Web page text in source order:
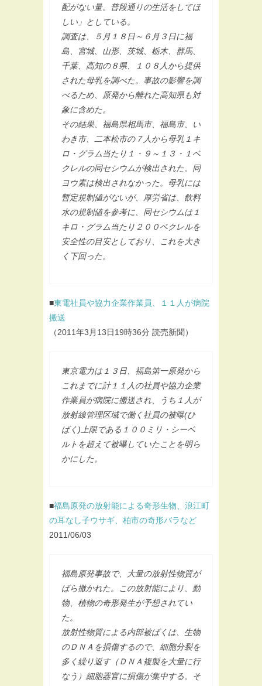
配がない量。普段通りの生活をしてほ
しい」としている。
調査は、５月１８日～６月３日に福
島、宮城、山形、茨城、栃木、群馬、
千葉、高知の８県、１０８人から提供
された母乳を調べた。事故の影響を調
べるため、原発から離れた高知県も対
象に含めた。
その結果、福島県相馬市、福島市、い
わき市、二本松市の７人から母乳１キ
ロ・グラム当たり１・９～１３・１ベ
クレルの同セシウムが検出された。同
ヨウ素は検出されなかった。母乳には
暫定規制値がないが、厚労省は、飲料
水の規制値を参考に、同セシウムは１
キロ・グラム当たり２００ベクレルを
安全性の目安としており、これを大き
く下回った。
■東電社員や協力企業作業員、１１人が病院
搬送
（2011年3月13日19時36分 読売新聞）
東京電力は１３日、福島第一原発から
これまでに計１１人の社員や協力企業
作業員が病院に搬送され、うち１人が
放射線管理区域で働く社員の被曝(ひ
ばく)上限である１００ミリ・シーベ
ルトを超えて被曝していたことを明ら
かにした。
■福島原発の放射能による奇形生物、浪江町
の耳なし子ウサギ、柏市の奇形バラなど
2011/06/03
福島原発事故で、大量の放射性物質が
ばら撒かれた。この放射能により、動
物、植物の奇形発生が予想されてい
た。
放射性物質による内部被ばくは、生物
のＤＮＡを損傷するので、細胞分裂を
多く繰り返す（ＤＮＡ複製を大量に行
なう）細胞器官に損傷が集中する。そ